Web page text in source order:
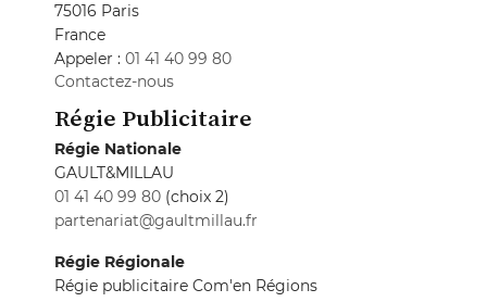
75016 Paris
France
Appeler : 01 41 40 99 80
Contactez-nous
Régie Publicitaire
Régie Nationale
GAULT&MILLAU
01 41 40 99 80 (choix 2)
partenariat@gaultmillau.fr
Régie Régionale
Régie publicitaire Com'en Régions